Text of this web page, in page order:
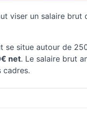
viser un salaire brut
se situe autour de
net. Le salaire brut
cadres.